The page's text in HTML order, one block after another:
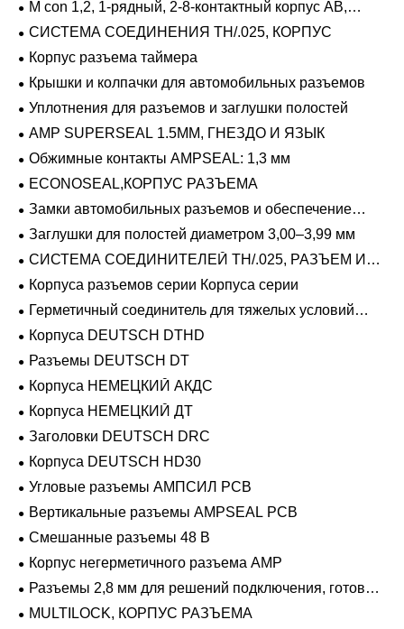
M con 1,2, 1-рядный, 2-8-контактный корпус AB,
герметичный
СИСТЕМА СОЕДИНЕНИЯ TH/.025, КОРПУС
Корпус разъема таймера
Крышки и колпачки для автомобильных разъемов
Уплотнения для разъемов и заглушки полостей
AMP SUPERSEAL 1.5MM, ГНЕЗДО И ЯЗЫК
Обжимные контакты AMPSEAL: 1,3 мм
ECONOSEAL,КОРПУС РАЗЪЕМА
Замки автомобильных разъемов и обеспечение
положения
Заглушки для полостей диаметром 3,00–3,99 мм
СИСТЕМА СОЕДИНИТЕЛЕЙ TH/.025, РАЗЪЕМ И
ВКЛАДЫШ
Корпуса разъемов серии Корпуса серии
Герметичный соединитель для тяжелых условий
эксплуатации Фиксирующие направляющие серии
Корпуса DEUTSCH DTHD
Разъемы DEUTSCH DT
Корпуса НЕМЕЦКИЙ АКДС
Корпуса НЕМЕЦКИЙ ДТ
Заголовки DEUTSCH DRC
Корпуса DEUTSCH HD30
Угловые разъемы АМПСИЛ PCB
Вертикальные разъемы AMPSEAL PCB
Смешанные разъемы 48 В
Корпус негерметичного разъема AMP
Разъемы 2,8 мм для решений подключения, готовых
к напряжению 48 В
MULTILOCK, КОРПУС РАЗЪЕМА